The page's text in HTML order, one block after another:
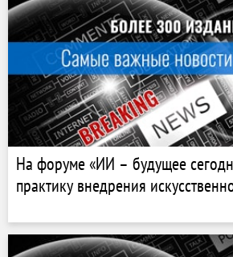
На форуме «ИИ – будущее
практику внедрения